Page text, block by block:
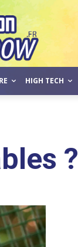
HIGH TECH
?